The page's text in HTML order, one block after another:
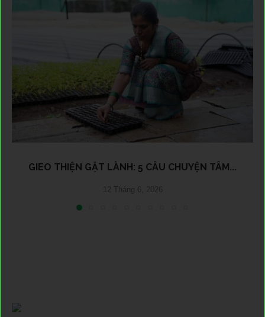
GIEO THIỆN GẶT LÀNH: 5 CÂU CHUYỆN TÂM...
12 Tháng 6, 2026